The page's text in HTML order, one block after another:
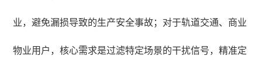
业，避免漏损导致的生产安全事故；对于轨道交通、商业
物业用户，核心需求是过滤特定场景的干扰信号，精准定